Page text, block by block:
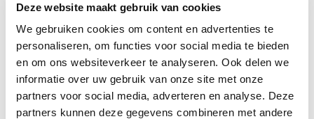
Deze website maakt gebruik van cookies
We gebruiken cookies om content en advertenties te
personaliseren, om functies voor social media te bieden
en om ons websiteverkeer te analyseren. Ook delen we
informatie over uw gebruik van onze site met onze
partners voor social media, adverteren en analyse. Deze
partners kunnen deze gegevens combineren met andere